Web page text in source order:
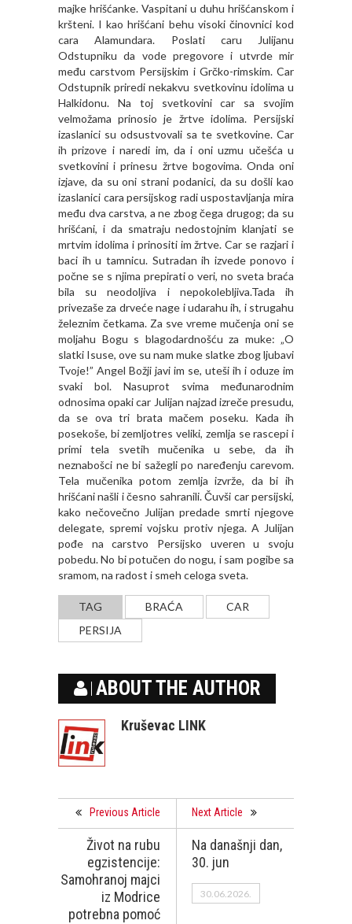
majke hrišćanke. Vaspitani u duhu hrišćanskom i
kršteni. I kao hrišćani behu visoki činovnici kod
cara Alamundara. Poslati caru Julijanu
Odstupniku da vode pregovore i utvrde mir
među carstvom Persijskim i Grčko-rimskim. Car
Odstupnik priredi nekakvu svetkovinu idolima u
Halkidonu. Na toj svetkovini car sa svojim
velmožama prinosio je žrtve idolima. Persijski
izaslanici su odsustvovali sa te svetkovine. Car
ih prizove i naredi im, da i oni uzmu učešća u
svetkovini i prinesu žrtve bogovima. Onda oni
izjave, da su oni strani podanici, da su došli kao
izaslanici cara persijskog radi uspostavljanja mira
među dva carstva, a ne zbog čega drugog; da su
hrišćani, i da smatraju nedostojnim klanjati se
mrtvim idolima i prinositi im žrtve. Car se razjari i
baci ih u tamnicu. Sutradan ih izvede ponovo i
počne se s njima prepirati o veri, no sveta braća
bila su neodoljiva i nepokolebljiva.Tada ih
privezaše za drveće nage i udarahu ih, i strugahu
železnim četkama. Za sve vreme mučenja oni se
moljahu Bogu s blagodardnošću za muke: „O
slatki Isuse, ove su nam muke slatke zbog ljubavi
Tvoje!” Angel Božji javi im se, uteši ih i oduze im
svaki bol. Nasuprot svima međunarodnim
odnosima opaki car Julijan najzad izreče presudu,
da se ova tri brata mačem poseku. Кada ih
posekoše, bi zemljotres veliki, zemlja se rascepi i
primi tela svetih mučenika u sebe, da ih
neznabošci ne bi sažegli po naređenju carevom.
Tela mučenika potom zemlja izvrže, da bi ih
hrišćani našli i česno sahranili. Čuvši car persijski,
kako nečovečno Julijan predade smrti njegove
delegate, spremi vojsku protiv njega. A Julijan
pođe na carstvo Persijsko uveren u svoju
pobedu. No bi potučen do nogu, i sam pogibe sa
sramom, na radost i smeh celoga sveta.
TAG BRAĆA
CAR
PERSIJA
ABOUT THE AUTHOR
Kruševac LINK
Previous Article
Život na rubu
egzistencije:
Samohranoj majci
iz Modrice
potrebna pomoć
Next Article
Na današnji dan,
30. jun
30.06.2026.